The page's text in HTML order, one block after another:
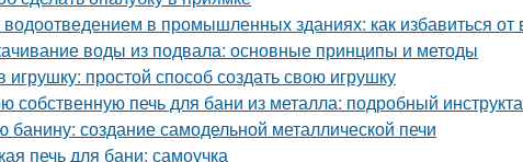
в промышленных зданиях: как избавиться
воды из подвала: основные принципы и методы
игрушку: простой способ создать свою игрушку
собственную печь для бани из металла: подробный
создание самодельной металлической печи
печь для бани: самоучка